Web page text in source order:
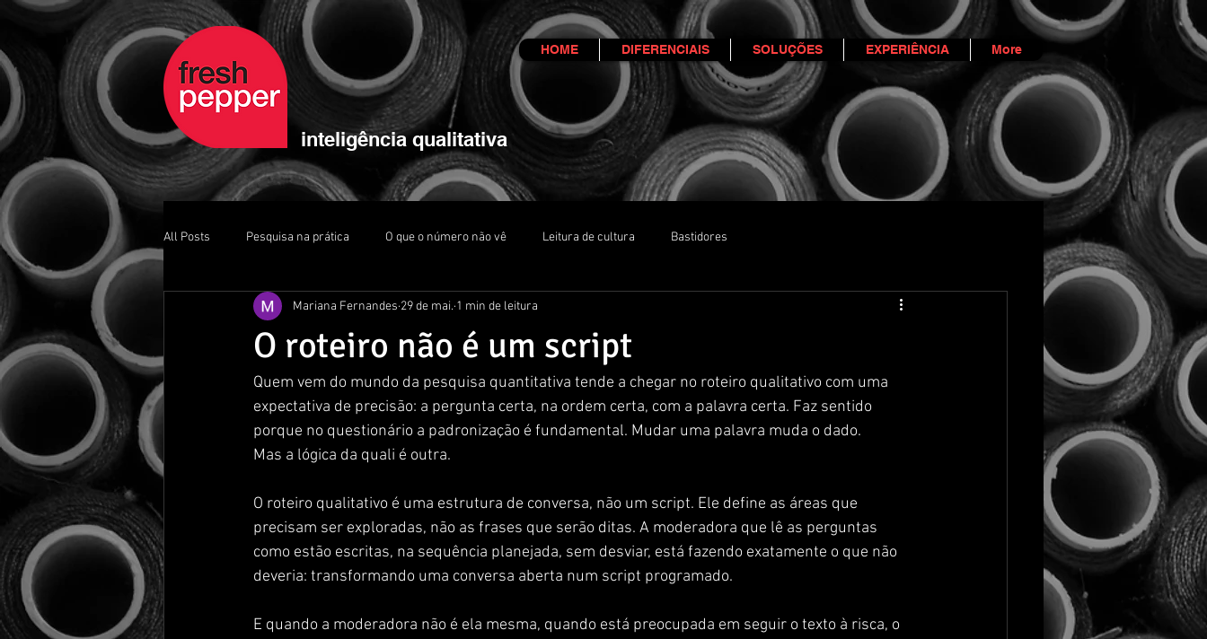
HOME DIFERENCIAIS SOLUÇÕES EXPERIÊNCIA More
inteligência qualitativa
All Posts Pesquisa na prática O que o número não vê Leitura de cultura Bastidores
O roteiro não é um script
Mariana Fernandes 29 de mai. 1 min de leitura
Quem vem do mundo da pesquisa quantitativa tende a chegar no roteiro qualitativo com uma
expectativa de precisão: a pergunta certa, na ordem certa, com a palavra certa. Faz sentido
porque no questionário a padronização é fundamental. Mudar uma palavra muda o dado.
Mas a lógica da quali é outra.
O roteiro qualitativo é uma estrutura de conversa, não um script. Ele define as áreas que
precisam ser exploradas, não as frases que serão ditas. A moderadora que lê as perguntas
como estão escritas, na sequência planejada, sem desviar, está fazendo exatamente o que não
deveria: transformando uma conversa aberta num script programado.
E quando a moderadora não é ela mesma, quando está preocupada em seguir o texto à risca, o